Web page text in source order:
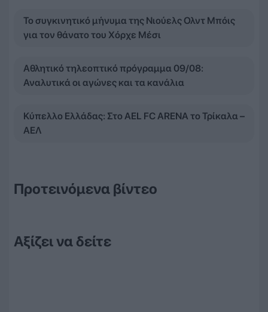
Το συγκινητικό μήνυμα της Νιούελς Ολντ Μπόις
για τον θάνατο του Χόρχε Μέσι
Αθλητικό τηλεοπτικό πρόγραμμα 09/08:
Αναλυτικά οι αγώνες και τα κανάλια
Κύπελλο Ελλάδας: Στο AEL FC ARENA το Τρίκαλα –
ΑΕΛ
Προτεινόμενα βίντεο
Αξίζει να δείτε